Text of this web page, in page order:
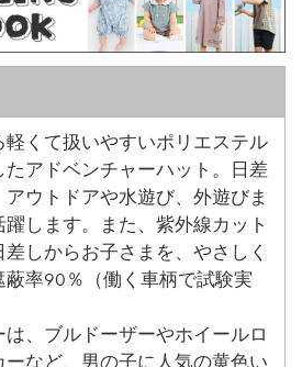
軽くて扱いやすいポリエステル
たアドベンチャーハット。日差
ウトドアや水遊び、外遊びま
します。また、紫外線カット
しからお子さまを、やさしく
率90％（働く車柄で試験実
は、ブルドーザーやホイールロ
など、男の子に人気の黄色い